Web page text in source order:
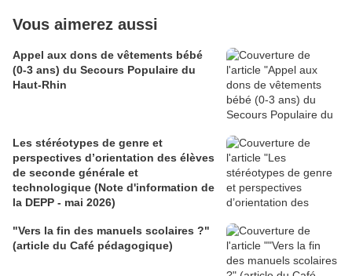
Vous aimerez aussi
Appel aux dons de vêtements bébé
(0-3 ans) du Secours Populaire du
Haut-Rhin
Les stéréotypes de genre et
perspectives d’orientation des élèves
de seconde générale et
technologique (Note d'information de
la DEPP - mai 2026)
"Vers la fin des manuels scolaires ?"
(article du Café pédagogique)